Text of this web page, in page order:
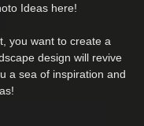
Ideas here!
you want to create a
design will revive
a sea of inspiration and